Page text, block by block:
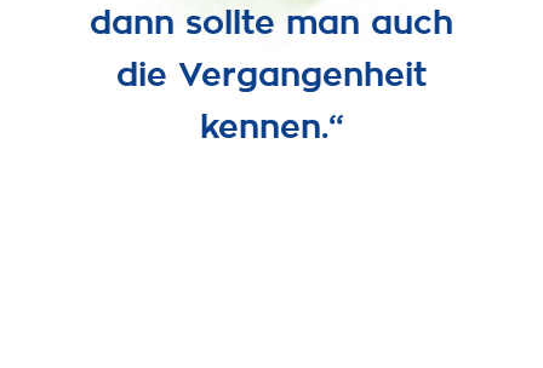
dann sollte man auch
die Vergangenheit
kennen.“